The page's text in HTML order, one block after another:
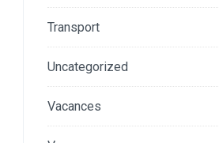
Transport
Uncategorized
Vacances